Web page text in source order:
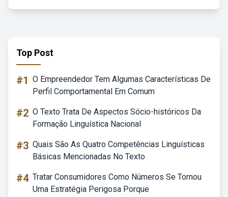
Top Post
#1 O Empreendedor Tem Algumas Características De
Perfil Comportamental Em Comum
#2 O Texto Trata De Aspectos Sócio-históricos Da
Formação Linguística Nacional
#3 Quais São As Quatro Competências Linguísticas
Básicas Mencionadas No Texto
#4 Tratar Consumidores Como Números Se Tornou
Uma Estratégia Perigosa Porque